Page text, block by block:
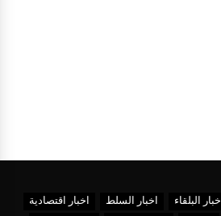
اخبار البلقاء اخبار السلط اخبار اقتصادية